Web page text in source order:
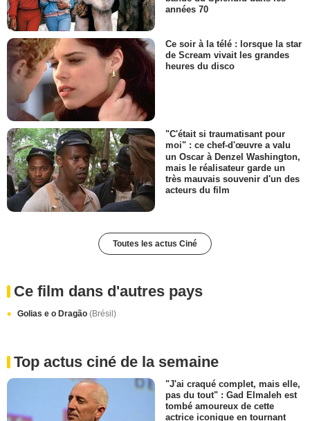
années 70
Ce soir à la télé : lorsque la star
de Scream vivait les grandes
heures du disco
"C'était si traumatisant pour
moi" : ce chef-d'œuvre a valu
un Oscar à Denzel Washington,
mais le réalisateur garde un
très mauvais souvenir d'un des
acteurs du film
Toutes les actus Ciné
Ce film dans d'autres pays
Golias e o Dragão (Brésil)
Top actus ciné de la semaine
"J'ai craqué complet, mais elle,
pas du tout" : Gad Elmaleh est
tombé amoureux de cette
actrice iconique en tournant